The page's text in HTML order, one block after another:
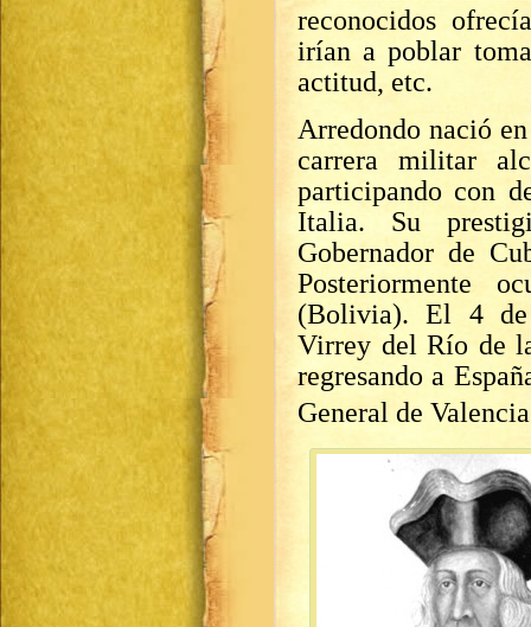
reconocidos
irían a poblar
actitud, etc.
Arredondo nació
carrera militar
participando con
Italia. Su
Gobernador de
Posteriormente
(Bolivia). El 4 de
Virrey del Río de
regresando a
General de